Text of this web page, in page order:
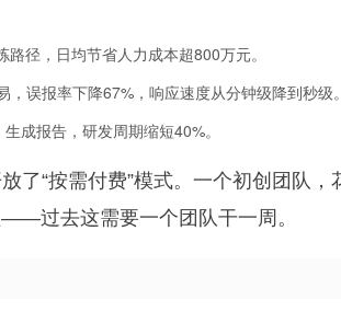
径，日均节省人力成本超800万元。
误报率下降67%，响应速度从分钟级降到秒级。
成报告，研发周期缩短40%。
了“按需付费”模式。一个初创团队
过去这需要一个团队干一周。